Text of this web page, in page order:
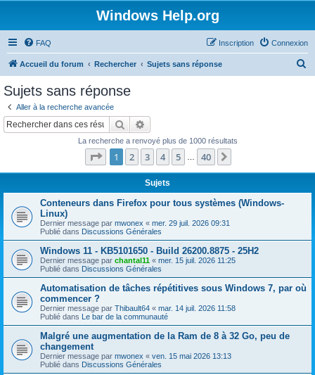
Windows Help.org
FAQ Connexion
Inscription
Accueil du forum Rechercher Sujets sans réponse
Sujets sans réponse
Aller à la recherche avancée
Rechercher
La recherche a renvoyé plus de 1000 résultats
Page 1sur40
1 2 3 4 5 40
Sujets
Conteneurs dans Firefox pour tous systèmes (Windows-
Linux)
Dernier message par mwonex « mer. 29 juil. 2026 09:31
Publié dans Discussions Générales
Windows 11 - KB5101650 - Build 26200.8875 - 25H2
Dernier message par chantal11 « mer. 15 juil. 2026 11:25
Publié dans Discussions Générales
Automatisation de tâches répétitives sous Windows 7, par où
commencer ?
Dernier message par Thibault64 « mar. 14 juil. 2026 11:58
Publié dans Le bar de la communauté
Malgré une augmentation de la Ram de 8 à 32 Go, peu de
changement
Dernier message par mwonex « ven. 15 mai 2026 13:13
Publié dans Discussions Générales